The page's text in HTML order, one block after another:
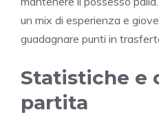
un mix di esperienza e
guadagnare punti in
Statistiche e
partita